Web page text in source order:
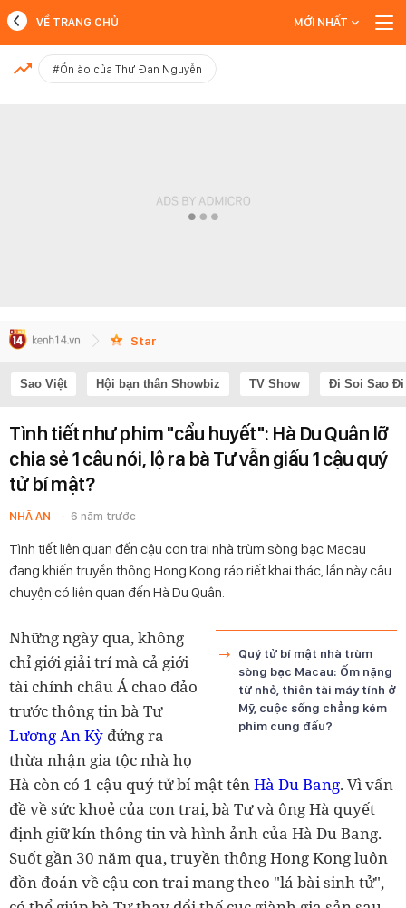
MỚI NHẤT
VỀ TRANG CHỦ MỚI NHẤT
#Ồn ào của Thư Đan Nguyễn
Star
Sao Việt Hội bạn thân Showbiz TV Show Đi Soi Sao Đi
Tình tiết như phim "cẩu huyết": Hà Du Quân lỡ
chia sẻ 1 câu nói, lộ ra bà Tư vẫn giấu 1 cậu quý
tử bí mật?
NHÃ AN 6 năm trước
Tình tiết liên quan đến cậu con trai nhà trùm sòng bạc Macau
đang khiến truyền thông Hong Kong ráo riết khai thác, lần này câu
chuyện có liên quan đến Hà Du Quân.
Quý tử bí mật nhà trùm
sòng bạc Macau: Ốm nặng
từ nhỏ, thiên tài máy tính ở
Mỹ, cuộc sống chẳng kém
phim cung đấu?
Những ngày qua, không
chỉ giới giải trí mà cả giới
tài chính châu Á chao đảo
trước thông tin bà Tư
Lương An Kỳ đứng ra
thừa nhận gia tộc nhà họ
Hà còn có 1 cậu quý tử bí mật tênHà Du Bang. Vì vấn
đề về sức khoẻ của con trai, bà Tư và ông Hà quyết
định giữ kín thông tin và hình ảnh của Hà Du Bang.
Suốt gần 30 năm qua, truyền thông Hong Kong luôn
đồn đoán về cậu con trai mang theo "lá bài sinh tử",